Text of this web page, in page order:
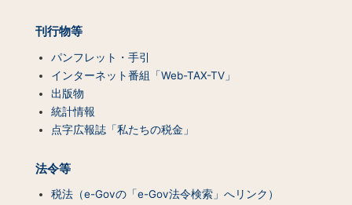
刊行物等
パンフレット・手引
インターネット番組「Web-TAX-TV」
出版物
統計情報
点字広報誌「私たちの税金」
法令等
税法（e-Govの「e-Gov法令検索」へリンク）